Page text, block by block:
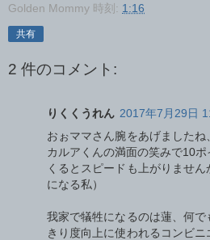
Golden Mommy 時刻: 1:16
共有
2 件のコメント:
りくくうれん 2017年7月29日
おぉママさん腕をあげましたね
カルアくんの満面の笑みで10
くるとスピードも上がりませ
になる私）
我家で犠牲になるのは蓮、何
きり度向上に使われるコンビ